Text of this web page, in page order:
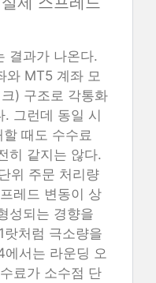
결과가 나온다.
와 MT5 계좌 모
) 구조로 각통화
. 그런데 동일 시
때도 수수료
히 같지는 않다.
위 주문 처리량
레드 변동이 상
성되는 경향을
처럼 극소량을
서는 라운딩 오
료가 소수점 단